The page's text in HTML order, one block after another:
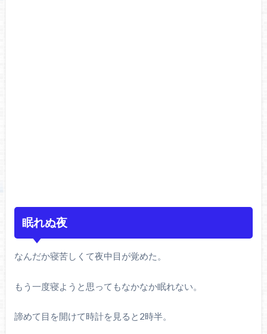
眠れぬ夜
なんだか寝苦しくて夜中目が覚めた。
もう一度寝ようと思ってもなかなか眠れない。
諦めて目を開けて時計を見ると2時半。